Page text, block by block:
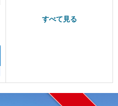
すべて見る